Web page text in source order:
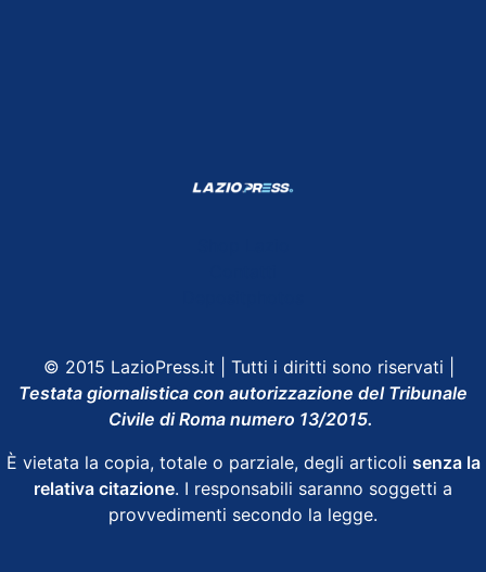
© 2015 LazioPress.it | Tutti i diritti sono riservati |
Testata giornalistica con autorizzazione del Tribunale
Civile di Roma numero 13/2015.
È vietata la copia, totale o parziale, degli articoli senza la
relativa citazione. I responsabili saranno soggetti a
provvedimenti secondo la legge.